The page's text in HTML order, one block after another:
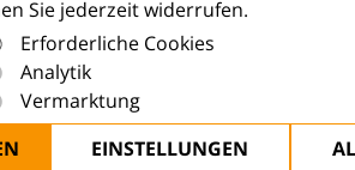
Sie jederzeit widerrufen.
Erforderliche Cookies
Analytik
Vermarktung
EINSTELLUNGEN
Alltag.